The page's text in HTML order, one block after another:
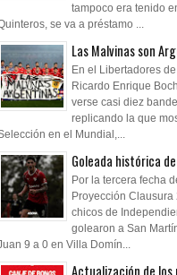
tampoco era tenido
se va a préstamo ...
Las Malvinas son
En el Libertadores
Ricardo Enrique
verse casi diez
replicando la que
en el Mundial,...
Goleada histórica
Por la tercera fecha
Proyección Clausura
chicos de
golearon a San
9 a 0 en Villa Domín...